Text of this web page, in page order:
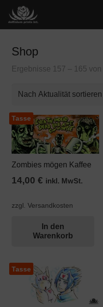
Shop
Ergebnisse 157 – 165
Tasse
Zombies mögen Kaffee
14,00 € inkl. MwSt.
zzgl. Versandkosten
In den
Warenkorb
Tasse